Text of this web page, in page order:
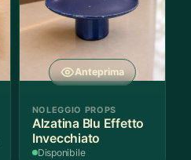
Anteprima
NOLEGGIO PROPS
Alzatina Blu Effetto
Invecchiato
Disponibile